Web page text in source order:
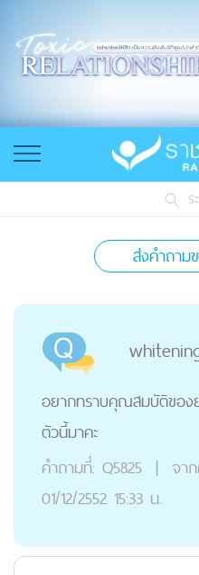
ส่งคำถา
อยากทราบคุณสมบัติขอ
ตัวนี้มาคะ
คำถามที่: Q5825 | จา
01/12/2552 15:33 น.